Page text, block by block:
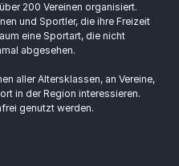
200 Vereinen organisiert.
und Sportler, die ihre Freizeit
eine Sportart, die nicht
abgesehen.
aller Altersklassen, an Vereine,
in der Region interessieren.
genutzt werden.